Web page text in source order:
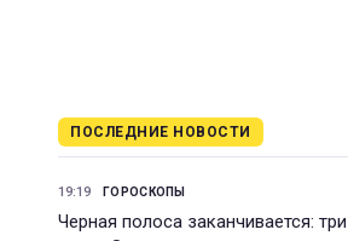
ПОСЛЕДНИЕ НОВОСТИ
19:19 ГОРОСКОПЫ
Черная полоса заканчивается: три